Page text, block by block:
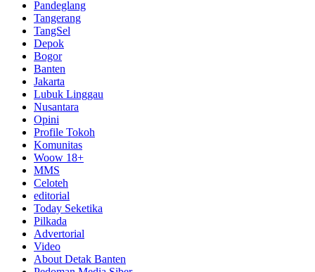
Pandeglang
Tangerang
TangSel
Depok
Bogor
Banten
Jakarta
Lubuk Linggau
Nusantara
Opini
Profile Tokoh
Komunitas
Woow 18+
MMS
Celoteh
editorial
Today Seketika
Pilkada
Advertorial
Video
About Detak Banten